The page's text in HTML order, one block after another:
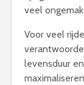
veel
Voor veel
levensduur